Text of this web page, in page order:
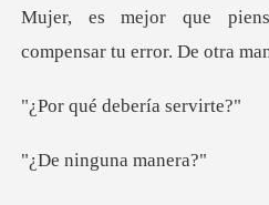
Mujer, es mejor que
debería
nguna m